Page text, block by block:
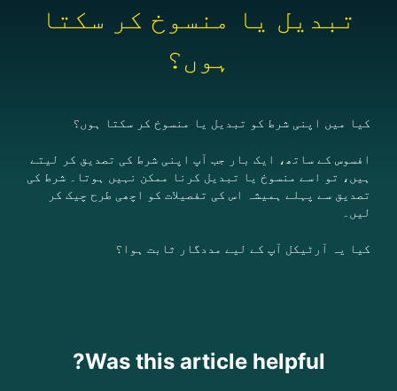
تبدیل یا منسوخ کر سکتا
ہوں؟
کیا میں اپنی شرط کو تبدیل یا منسوخ کر سکتا ہوں؟
افسوس کے ساتھ، ایک بار جب آپ اپنی شرط کی تصدیق کر لیتے
ہیں، تو اسے منسوخ یا تبدیل کرنا ممکن نہیں ہوتا۔ شرط کی
تصدیق سے پہلے ہمیشہ اس کی تفصیلات کو اچھی طرح چیک کر
لیں۔
کیا یہ آرٹیکل آپ کے لیے مددگار ثابت ہوا؟
Was this article helpful?